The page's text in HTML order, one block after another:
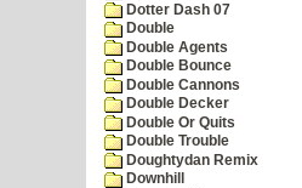
Dotter Dash 07
Double
Double Agents
Double Bounce
Double Cannons
Double Decker
Double Or Quits
Double Trouble
Doughtydan Remix
Downhill